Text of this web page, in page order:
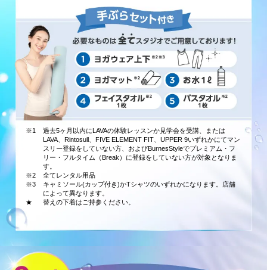
※1
過去5ヶ月以内にLAVAの体験レッスンか見学会を受講、または
LAVA、Rintosull、FIVE ELEMENT FIT、UPPER 9いずれかにてマン
スリー登録をしていない方、およびBurnesStyleでプレミアム・フ
リー・フルタイム（Break）に登録をしていない方が対象となりま
す。
※2
全てレンタル用品
※3
キャミソール(カップ付き)かTシャツのいずれかになります。店舗
によって異なります。
★
替えの下着はご持参ください。